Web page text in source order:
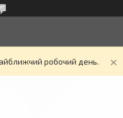
робочий день.